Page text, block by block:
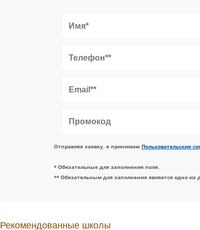
Отправляя заявку, я принимаю Пользовательские
* Обязательные для заполнения поля.
** Обязательным для заполнения является одно из
Рекомендованные школы